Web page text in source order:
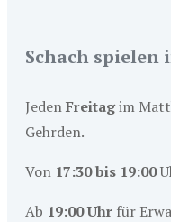
Schach spielen
JedenFreitagim
Gehrden.
Von 17:30 bis 19:00
Ab 19:00 Uhr für